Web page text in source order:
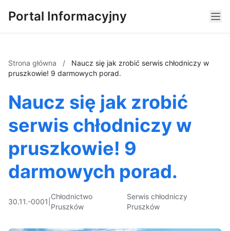
Portal Informacyjny
Strona główna /
Naucz się jak zrobić serwis chłodniczy w
pruszkowie! 9 darmowych porad.
Naucz się jak zrobić
serwis chłodniczy w
pruszkowie! 9
darmowych porad.
30.11.-0001
Chłodnictwo
Pruszków
Serwis chłodniczy
Pruszków